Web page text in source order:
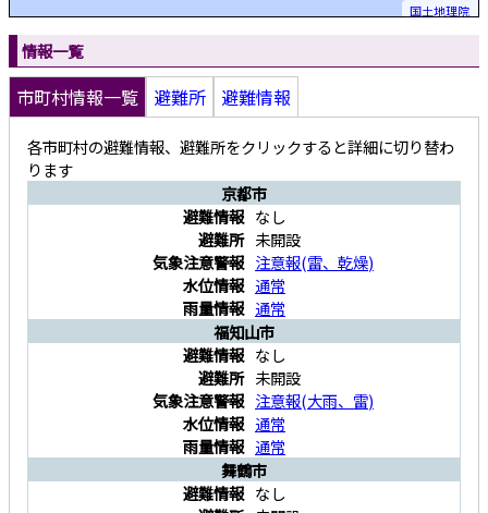
国土地理院
情報一覧
市町村情報一覧
各市町村の避難情報、避難所をクリックすると詳細に切り替わ
ります
京都市
なし
未開設
注意報(雷、 乾燥)
通常
通常
福知山市
なし
未開設
注意報(大雨、 雷)
通常
通常
舞鶴市
なし
避難所 避難情報